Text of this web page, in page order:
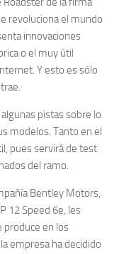
revoluciona el mundo
innovaciones
o el muy útil
Y esto es sólo
pistas sobre lo
modelos. Tanto en el
pues servirá de test
del ramo.
Bentley Motors,
12 Speed 6e, les
produce en los
empresa ha decidido